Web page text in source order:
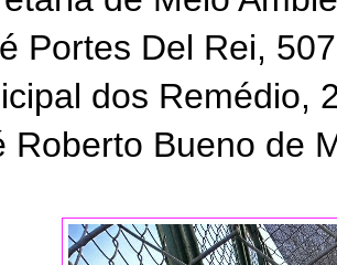
Portes Del Rei,
dos Remédio,
Roberto Bueno de